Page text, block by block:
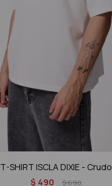
T-SHIRT ISCLA DIXIE - Crudo
$ 490 $690